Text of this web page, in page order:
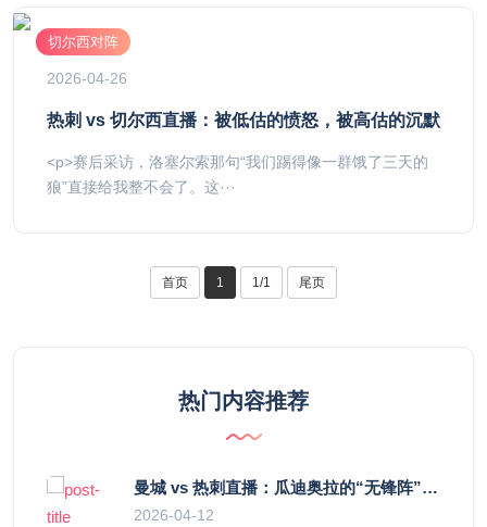
切尔西对阵
2026-04-26
热刺 vs 切尔西直播：被低估的愤怒，被高估的沉默
<p>赛后采访，洛塞尔索那句“我们踢得像一群饿了三天的
狼”直接给我整不会了。这···
首页 1 1/1 尾页
热门内容推荐
曼城 vs 热刺直播：瓜迪奥拉的“无锋阵”是天才设计还是自废武功？
2026-04-12